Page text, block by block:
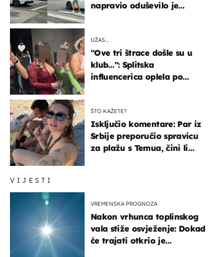
VIJESTI
VREMENSKA PROGNOZA
Nakon vrhunca toplinskog
vala stiže osvježenje: Dokad
će trajati otkrio je
napravio oduševilo je
UŽAS…
"Ove tri štrace došle su u
klub…": Splitska
influencerica oplela po
ŠTO KAŽETE?
Isključio komentare: Par iz
Srbije preporučio spravicu
za plažu s Temua, čini li